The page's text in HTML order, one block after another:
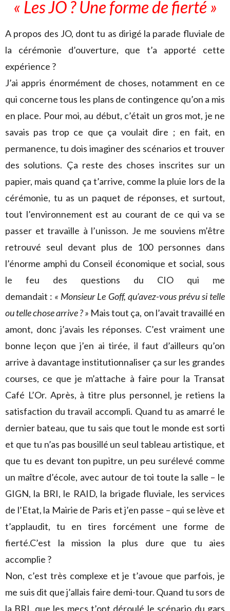
« Les JO ? Une forme de fierté »
A propos des JO, dont tu as dirigé la parade fluviale de
la cérémonie d’ouverture, que t’a apporté cette
expérience ?
J’ai appris énormément de choses, notamment en ce
qui concerne tous les plans de contingence qu’on a mis
en place. Pour moi, au début, c’était un gros mot, je ne
savais pas trop ce que ça voulait dire ; en fait, en
permanence, tu dois imaginer des scénarios et trouver
des solutions. Ça reste des choses inscrites sur un
papier, mais quand ça t’arrive, comme la pluie lors de la
cérémonie, tu as un paquet de réponses, et surtout,
tout l’environnement est au courant de ce qui va se
passer et travaille à l’unisson. Je me souviens m’être
retrouvé seul devant plus de 100 personnes dans
l’énorme amphi du Conseil économique et social, sous
le feu des questions du CIO qui me
demandait : « Monsieur Le Goff, qu’avez-vous prévu si telle
ou telle chose arrive ? » Mais tout ça, on l’avait travaillé en
amont, donc j’avais les réponses. C’est vraiment une
bonne leçon que j’en ai tirée, il faut d’ailleurs qu’on
arrive à davantage institutionnaliser ça sur les grandes
courses, ce que je m’attache à faire pour la Transat
Café L’Or. Après, à titre plus personnel, je retiens la
satisfaction du travail accompli. Quand tu as amarré le
dernier bateau, que tu sais que tout le monde est sorti
et que tu n’as pas bousillé un seul tableau artistique, et
que tu es devant ton pupitre, un peu surélevé comme
un maître d’école, avec autour de toi toute la salle – le
GIGN, la BRI, le RAID, la brigade fluviale, les services
de l’Etat, la Mairie de Paris et j’en passe – qui se lève et
t’applaudit, tu en tires forcément une forme de
fierté.C’est la mission la plus dure que tu aies
accomplie ?
Non, c’est très complexe et je t’avoue que parfois, je
me suis dit que j’allais faire demi-tour. Quand tu sors de
la BRI, que les mecs t’ont déroulé le scénario du gars